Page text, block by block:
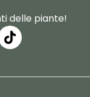
delle piante!